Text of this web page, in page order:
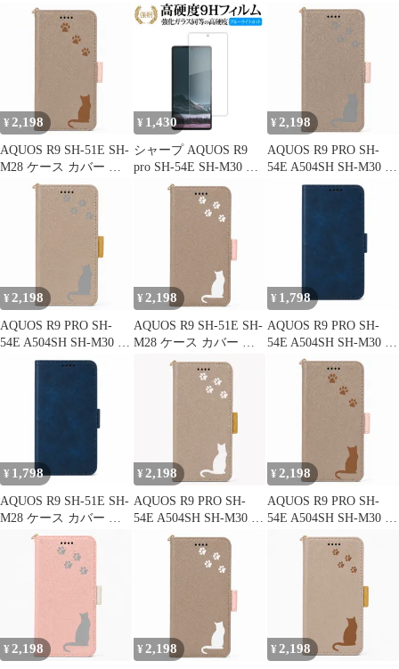
スr9 スマホカバー 携帯
ケース スタンド機能 指
掛け 360度回転 ストラ
ップホール 軽量設計 保
護ケース 携帯カバー シ
ンプル SH-51E スマホ
ケース 耐衝撃TPU素材
帳型 猫 ねこ SH-51Eケ
ース SH-51Eカバー
A401SHケース A401SH
R9PRO 《1840
¥ 2,198
AQUOS R9 SH-51E SH-
M28 ケース カバー 手
帳型 猫 ねこ SH-51Eケ
ース SH-51Eカバー
A401SHケース A401SH
カバー "q-18m-27-dn03
¥ 1,430
シャープ AQUOS R9
pro SH-54E SH-M30 液
晶保護 フィルム 強化ガ
ラス と 同等の 高硬度
9H ブルーライトカット
クリア光沢タイプ 改訂
版 メール便送料無料
¥ 2,198
AQUOS R9 PRO SH-
54E A504SH SH-M30 ケ
ース カバー 手帳型 猫
ス A504SHカバー "q-
¥ 2,198
AQUOS R9 PRO SH-
54E A504SH SH-M30 ケ
ース カバー 手帳型 猫
ス A504SHカバー "q-
¥ 2,198
AQUOS R9 SH-51E SH-
M28 ケース カバー 手
帳型 猫 ねこ SH-51Eケ
ース SH-51Eカバー
A401SHケース A401SH
カバー "q-8m-27-dn03
¥ 1,798
AQUOS R9 PRO SH-
54E A504SH SH-M30 ケ
ース カバー 手帳型 レ
ザー調 SH-54Eケース
SH-54Eカバー A504SH
ケース A504SHカバー
¥ 1,798
AQUOS R9 SH-51E SH-
M28 ケース カバー 手
帳型 レザー調 SH-51E
ケース SH-51Eカバー
A401SHケース A401SH
¥ 2,198
AQUOS R9 PRO SH-
54E A504SH SH-M30 ケ
ース カバー 手帳型 猫
ねこ SH-54Eケース SH-
54Eカバー A504SHケー
ス A504SHカバー "q-
¥ 2,198
AQUOS R9 PRO SH-
54E A504SH SH-M30 ケ
ース カバー 手帳型 猫
ねこ SH-54Eケース SH-
54Eカバー A504SHケー
ス A504SHカバー "q-
¥2,198 ¥ 2,198 ¥2,198